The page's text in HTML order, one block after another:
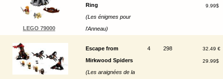
LEGO 79000
Ring
(Les énigmes pour
l'Anneau)
9.99$
Escape from
Mirkwood Spiders
(Les araignées de la
4 298 32.49 €
29.99$